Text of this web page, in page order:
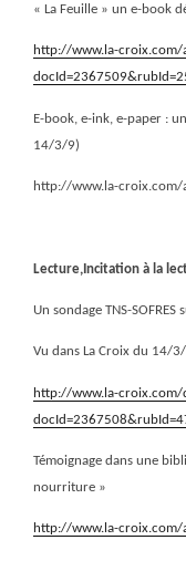
« La Feuille » un e-book
http://www.la-croix.com/
E-book, e-ink, e-paper :
14/3/9)
http://www.la-
Lecture,Incitation à la
Un sondage TNS-
Vu dans La Croix du 14/
http://www.la-croix.com/
Témoignage dans une
nourriture »
http://www.la-